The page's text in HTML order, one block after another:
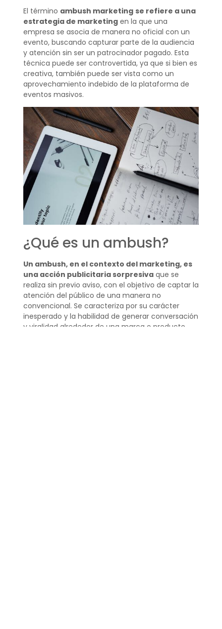
El término ambush marketing se refiere a una
estrategia de marketingen la que una
empresa se asocia de manera no oficial con un
evento, buscando capturar parte de la audiencia
y atención sin ser un patrocinador pagado. Esta
técnica puede ser controvertida, ya que si bien es
creativa, también puede ser vista como un
aprovechamiento indebido de la plataforma de
eventos masivos.
¿Qué es un ambush?
Un ambush, en el contexto del marketing, es
una acción publicitaria sorpresivaque se
realiza sin previo aviso, con el objetivo de captar la
atención del público de una manera no
convencional. Se caracteriza por su carácter
inesperado y la habilidad de generar conversación
y viralidad alrededor de una marca o producto.